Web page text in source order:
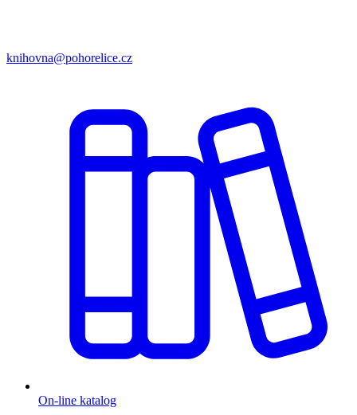
knihovna@pohorelice.cz
On-line katalog